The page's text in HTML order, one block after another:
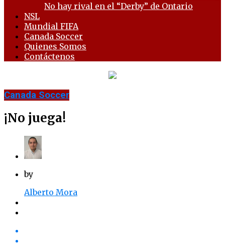
No hay rival en el “Derby” de Ontario
NSL
Mundial FIFA
Canada Soccer
Quienes Somos
Contáctenos
Canada Soccer
¡No juega!
by
Alberto Mora